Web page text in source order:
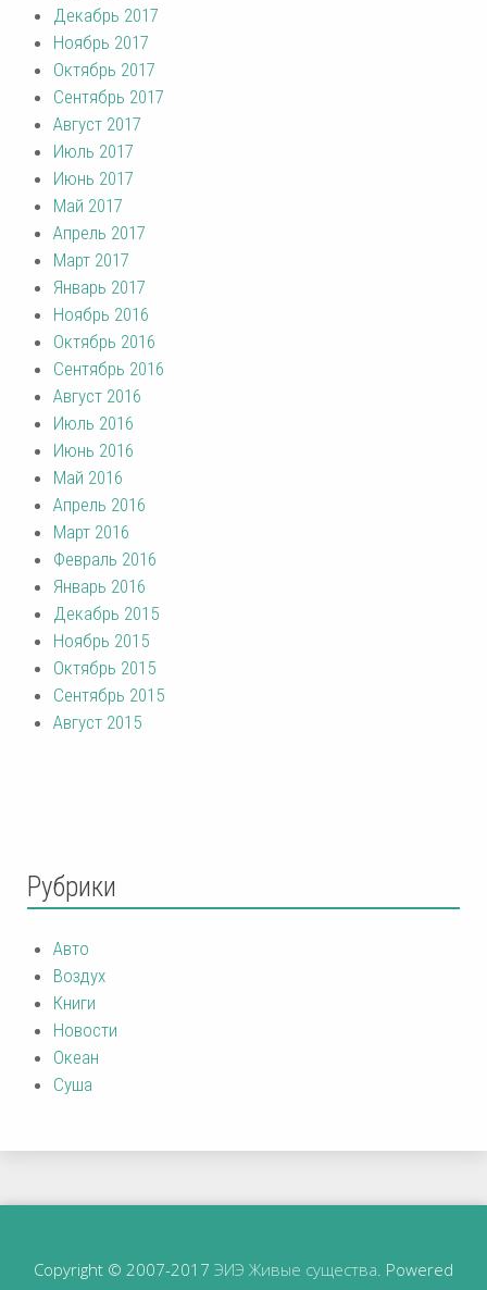
Декабрь 2017
Ноябрь 2017
Октябрь 2017
Сентябрь 2017
Август 2017
Июль 2017
Июнь 2017
Май 2017
Апрель 2017
Март 2017
Январь 2017
Ноябрь 2016
Октябрь 2016
Сентябрь 2016
Август 2016
Июль 2016
Июнь 2016
Май 2016
Апрель 2016
Март 2016
Февраль 2016
Январь 2016
Декабрь 2015
Ноябрь 2015
Октябрь 2015
Сентябрь 2015
Август 2015
Рубрики
Авто
Воздух
Книги
Новости
Океан
Суша
Copyright © 2007-2017 ЭИЭ Живые существа . Powered